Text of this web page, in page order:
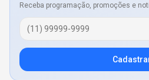
Receba programação, promoções e